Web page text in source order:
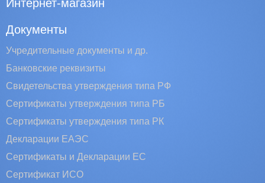
Интернет-магазин
Документы
Учредительные документы и др.
Банковские реквизиты
Свидетельства утверждения типа РФ
Сертификаты утверждения типа РБ
Сертификаты утверждения типа РК
Декларации ЕАЭС
Сертификаты и Декларации EC
Сертификат ИСО